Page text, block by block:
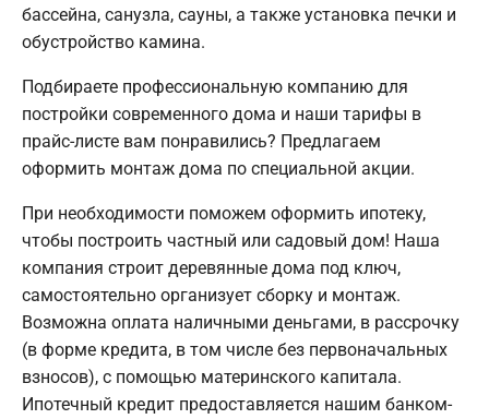
бассейна, санузла, сауны, а также установка печки и
обустройство камина.
Подбираете профессиональную компанию для
постройки современного дома и наши тарифы в
прайс-листе вам понравились? Предлагаем
оформить монтаж дома по специальной акции.
При необходимости поможем оформить ипотеку,
чтобы построить частный или садовый дом! Наша
компания строит деревянные дома под ключ,
самостоятельно организует сборку и монтаж.
Возможна оплата наличными деньгами, в рассрочку
(в форме кредита, в том числе без первоначальных
взносов), с помощью материнского капитала.
Ипотечный кредит предоставляется нашим банком-